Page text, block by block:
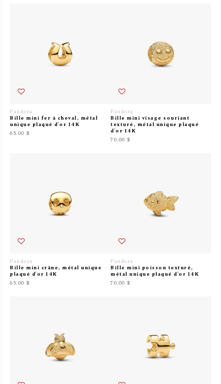
Pandora
Bille mini fer à cheval, métal
unique plaqué d'or 14K
65.00 $
Pandora
Bille mini visage souriant
texturé, métal unique plaqué
d'or 14K
70.00 $
Pandora
Bille mini crâne, métal unique
plaqué d'or 14K
65.00 $
Pandora
Bille mini poisson texturé,
métal unique plaqué d'or 14K
70.00 $